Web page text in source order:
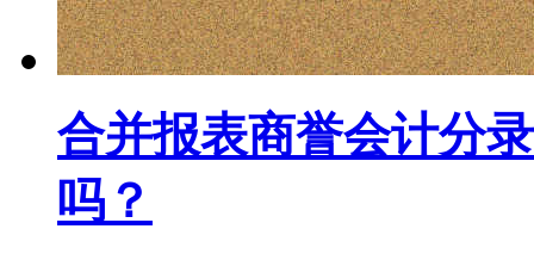
合并报表商誉会计分
吗？